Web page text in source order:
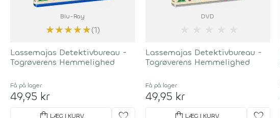
Blu-Ray
★★★★★(1)
Lassemajas Detektivbureau -
Togrøverens Hemmelighed
Få på lager
49,95 kr
LÆG I KURV
DVD
Lassemajas Detektivbureau -
Togrøverens Hemmelighed
Få på lager
49,95 kr
LÆG I KURV